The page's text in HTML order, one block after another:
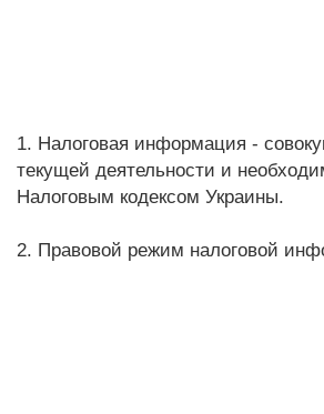
1. Налоговая информация -
текущей деятельности и
Налоговым кодексом Украины.
2. Правовой режим налоговой